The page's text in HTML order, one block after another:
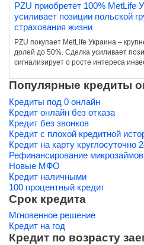
PZU приобретет 100% MetLife
усиливает позиции польской
страхования жизни
PZU покупает MetLife Украина –
долей до 50%. Сделка усиливает
сигнализирует о росте интереса
Популярные кредиты
Кредиты под 0 онлайн
Кредит онлайн без отказа
Кредит без звонков
Кредит с плохой кредитной
Кредит на карту круглосуточно
Рефинансирование микрозаймов
Новые МФО
Кредит наличными
100 процентный кредит
Срок кредита
Мгновенное решение
Кредит на год
Кредит по возрасту